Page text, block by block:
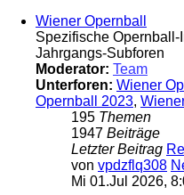
Wiener Opernball
Spezifische
Jahrgangs-Subforen
Moderator: Team
Unterforen: Wiener
Opernball 2023,
195 Themen
1947 Beiträge
Letzter Beitrag
von vpdzflq308
Mi 01.Jul 2026,